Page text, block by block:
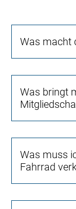
Was macht
Was bringt
Was muss
Fahrrad